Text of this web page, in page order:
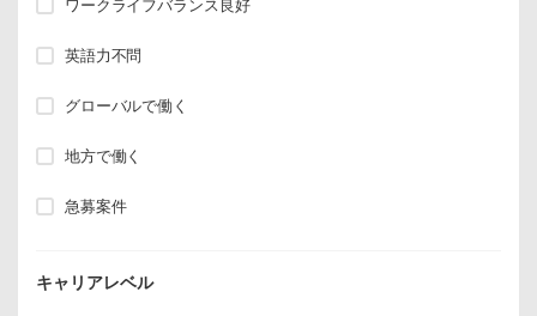
ワークライフバランス良好
英語力不問
グローバルで働く
地方で働く
急募案件
キャリアレベル